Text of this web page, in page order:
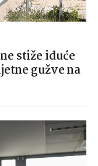
stiže iduće
gužve na